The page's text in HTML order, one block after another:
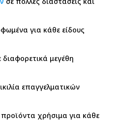
για κάθε είδους
διαφορετικά μεγέθη
επαγγελματικών
προϊόντα χρήσιμα για κάθε